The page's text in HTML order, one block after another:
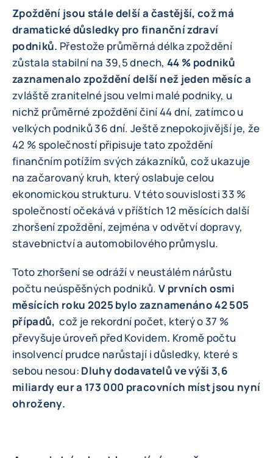
Zpoždění jsou stále delší a častější, což má
dramatické důsledky pro finanční zdraví
podniků. Přestože průměrná délka zpoždění
zůstala stabilní na 39,5 dnech, 44 % podniků
zaznamenalo zpoždění delší než jeden měsíc a
zvláště zranitelné jsou velmi malé podniky, u
nichž průměrné zpoždění činí 44 dní, zatímco u
velkých podniků 36 dní. Ještě znepokojivější je, že
42 % společností připisuje tato zpoždění
finančním potížím svých zákazníků, což ukazuje
na začarovaný kruh, který oslabuje celou
ekonomickou strukturu. V této souvislosti 33 %
společností očekává v příštích 12 měsících další
zhoršení zpoždění, zejména v odvětví dopravy,
stavebnictví a automobilového průmyslu.
Toto zhoršení se odráží v neustálém nárůstu
počtu neúspěšných podniků.V prvních osmi
měsících roku 2025 bylo zaznamenáno 42 505
případů, což je rekordní počet, který o 37 %
převyšuje úroveň před Kovidem. Kromě počtu
insolvencí prudce narůstají i důsledky, které s
sebou nesou: Dluhy dodavatelů ve výši 3,6
miliardy eur a 173 000 pracovních míst jsou nyní
ohroženy.